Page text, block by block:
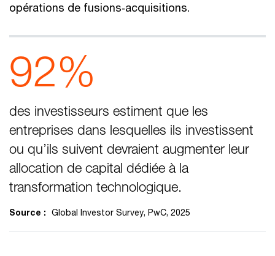
opérations de fusions‑acquisitions.
92%
des investisseurs estiment que les
entreprises dans lesquelles ils investissent
ou qu’ils suivent devraient augmenter leur
allocation de capital dédiée à la
transformation technologique.
Source : Global Investor Survey, PwC, 2025